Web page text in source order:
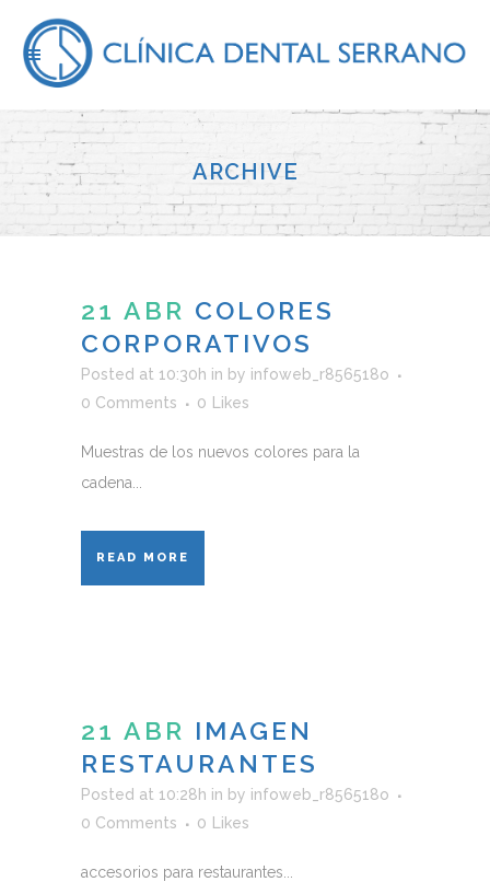
ARCHIVE
21 ABR COLORES
CORPORATIVOS
Posted at 10:30h in by infoweb_r856518o
0 Comments
0 Likes
Muestras de los nuevos colores para la
cadena...
READ MORE
21 ABR IMAGEN
RESTAURANTES
Posted at 10:28h in by infoweb_r856518o
0 Comments
0 Likes
accesorios para restaurantes...